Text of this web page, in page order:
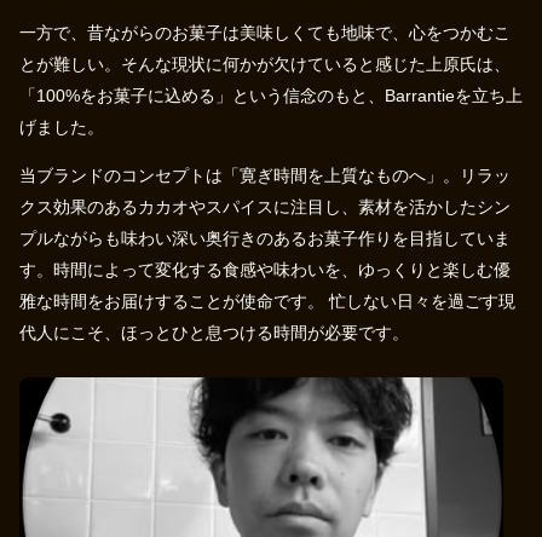
一方で、昔ながらのお菓子は美味しくても地味で、心をつかむこ
とが難しい。そんな現状に何かが欠けていると感じた上原氏は、
「100%をお菓子に込める」という信念のもと、Barrantieを立ち上
げました。
当ブランドのコンセプトは「寛ぎ時間を上質なものへ」。リラッ
クス効果のあるカカオやスパイスに注目し、素材を活かしたシン
プルながらも味わい深い奥行きのあるお菓子作りを目指していま
す。時間によって変化する食感や味わいを、ゆっくりと楽しむ優
雅な時間をお届けすることが使命です。 忙しない日々を過ごす現
代人にこそ、ほっとひと息つける時間が必要です。